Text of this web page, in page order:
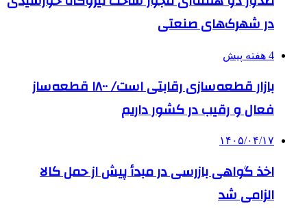
در شهرک‌های صنعتی
4 هفته پیش
بازار قطعه‌سازی رقابتی است/ ۱۸۰۰ قطعه‌ساز
فعال و رقیب در کشور داریم
۱۴۰۵/۰۴/۱۷
اخذ گواهی بازرسی در مبدأ پیش از حمل کالا
الزامی شد